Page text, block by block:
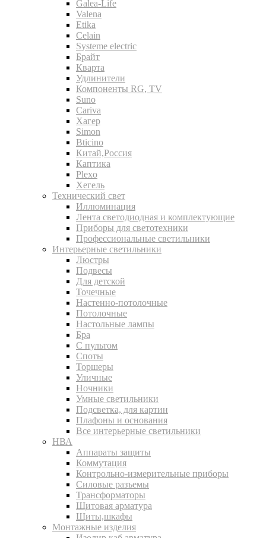
Galea-Life
Valena
Etika
Celain
Systeme electric
Брайт
Кварта
Удлинители
Компоненты RG, TV
Suno
Cariva
Хагер
Simon
Bticino
Китай,Россия
Каптика
Plexo
Хегель
Технический свет
Иллюминация
Лента светодиодная и комплектующие
Приборы для светотехники
Профессиональные светильники
Интерьерные светильники
Люстры
Подвесы
Для детской
Точечные
Настенно-потолочные
Потолочные
Настольные лампы
Бра
С пультом
Споты
Торшеры
Уличные
Ночники
Умные светильники
Подсветка, для картин
Плафоны и основания
Все интерьерные светильники
НВА
Аппараты защиты
Коммутация
Контрольно-измерительные приборы
Силовые разъемы
Трансформаторы
Щитовая арматура
Щиты,шкафы
Монтажные изделия